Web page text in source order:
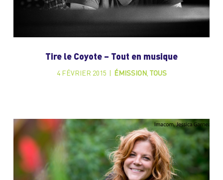
Tire le Coyote – Tout en musique
4 FÉVRIER 2015 ÉMISSION , TOUS